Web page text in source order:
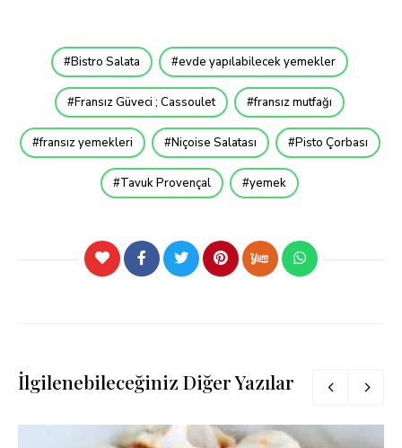
Bistro Salata evde yapılabilecek yemekler
Fransız Güveci ; Cassoulet fransız mutfağı
fransız yemekleri Niçoise Salatası Pisto Çorbası
Tavuk Provençal yemek
İlgilenebileceğiniz Diğer Yazılar